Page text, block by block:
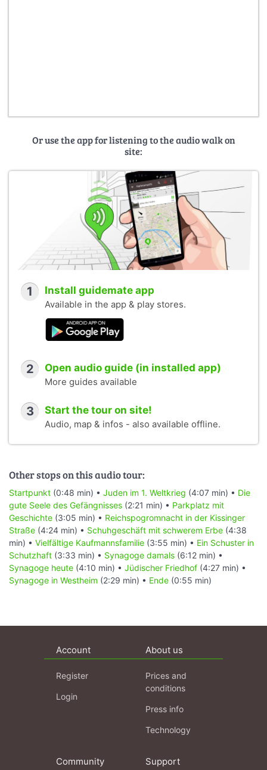
Or use the app for listening to the audio walk on
site:
1 Install guidemate app
Available in the app & play stores.
2 Open audio guide (in installed app)
More guides available
3 Start the tour on site!
Audio, map & infos - also available offline.
Other stops on this audio tour:
Startpunkt (0:48 min) • Juden im 1. Weltkrieg (4:07 min) • Die
gute Seele des Gefängnisses (2:21 min) • Parkplatz mit
Geschichte (3:05 min) • Reichspogromnacht in der Kissinger
Straße (4:24 min) • Schuhgeschäft mit schwerem Erbe (4:38
min) • Vielfältige Kaufmannsfamilie (3:55 min) • Ein Schuster in
Schutzhaft (3:33 min) • Synagoge damals (6:12 min) •
Synagoge heute (4:10 min) • Jüdischer Friedhof (4:27 min) •
Synagoge in Westheim (2:29 min) • Ende (0:55 min)
Account
Register
Login
About us
Prices and
conditions
Press info
Technology
Community Support